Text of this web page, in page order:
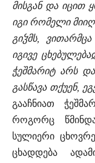
მისგან და იცით
იგი რომელი
გიჴმს,
იგივე
ჭეშმარიტ არს
გასწავა თქუენ,
გააჩნიათ
როგორც
სულიერი
ცხადდება